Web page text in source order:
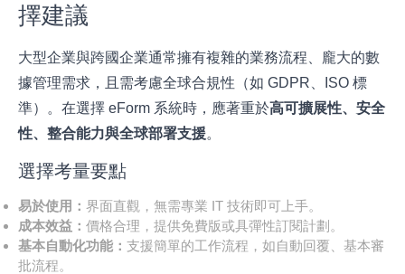
擇建議
大型企業與跨國企業通常擁有複雜的業務流程、龐大的數
據管理需求，且需考慮全球合規性（如 GDPR、ISO 標
準）。在選擇 eForm 系統時，應著重於高可擴展性、安全
性、整合能力與全球部署支援。
選擇考量要點
易於使用：界面直觀，無需專業 IT 技術即可上手。
成本效益：價格合理，提供免費版或具彈性訂閱計劃。
基本自動化功能：支援簡單的工作流程，如自動回覆、基本審
批流程。